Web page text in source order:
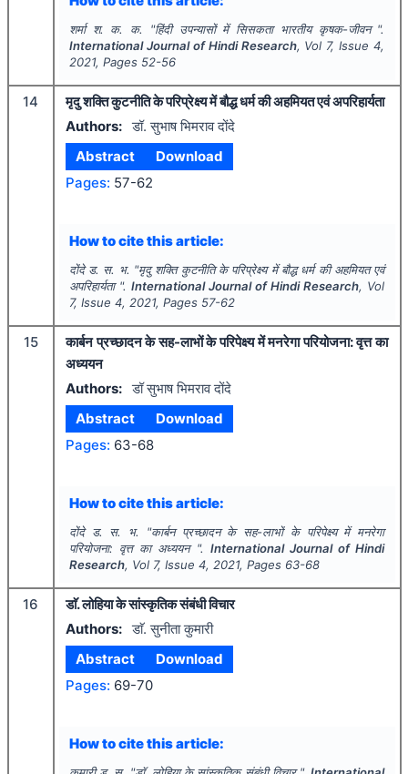
शर्मा श. क. क. "हिंदी उपन्यासों में सिसकता भारतीय कृषक-जीवन ".
International Journal of Hindi Research, Vol 7, Issue4,
2021, Pages 52-56
14
मृदु शक्ति कुटनीति के परिप्रेक्ष्य में बौद्ध धर्म की अहमियत एवं अपरिहार्यता
Authors: डॉ. सुभाष भिमराव दोंदे
Abstract
Download
Pages: 57-62
How to cite this article:
दोंदे ड. स. भ. "मृदु शक्ति कुटनीति के परिप्रेक्ष्य में बौद्ध धर्म की अहमियत एवं
अपरिहार्यता ". International Journal of Hindi Research, Vol
7, Issue 4, 2021, Pages 57-62
15
कार्बन प्रच्छादन के सह-लाभों के परिपेक्ष्य में मनरेगा परियोजना: वृत्त का
अध्ययन
Authors: डॉ सुभाष भिमराव दोंदे
Abstract
Download
Pages: 63-68
How to cite this article:
दोंदे ड. स. भ. "कार्बन प्रच्छादन के सह-लाभों के परिपेक्ष्य में मनरेगा
परियोजना: वृत्त का अध्ययन ". International Journal of Hindi
Research, Vol 7, Issue 4, 2021, Pages 63-68
16
डाॅ. लोहिया के सांस्कृतिक संबंधी विचार
Authors: डाॅ. सुनीता कुमारी
Abstract
Download
Pages: 69-70
How to cite this article: